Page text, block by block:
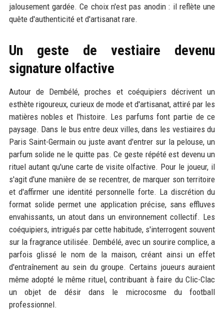
jalousement gardée. Ce choix n'est pas anodin : il reflète une
quête d'authenticité et d'artisanat rare.
Un geste de vestiaire devenu
signature olfactive
Autour de Dembélé, proches et coéquipiers décrivent un
esthète rigoureux, curieux de mode et d'artisanat, attiré par les
matières nobles et l'histoire. Les parfums font partie de ce
paysage. Dans le bus entre deux villes, dans les vestiaires du
Paris Saint-Germain ou juste avant d'entrer sur la pelouse, un
parfum solide ne le quitte pas. Ce geste répété est devenu un
rituel autant qu'une carte de visite olfactive. Pour le joueur, il
s'agit d'une manière de se recentrer, de marquer son territoire
et d'affirmer une identité personnelle forte. La discrétion du
format solide permet une application précise, sans effluves
envahissants, un atout dans un environnement collectif. Les
coéquipiers, intrigués par cette habitude, s'interrogent souvent
sur la fragrance utilisée. Dembélé, avec un sourire complice, a
parfois glissé le nom de la maison, créant ainsi un effet
d'entraînement au sein du groupe. Certains joueurs auraient
même adopté le même rituel, contribuant à faire du Clic-Clac
un objet de désir dans le microcosme du football
professionnel.